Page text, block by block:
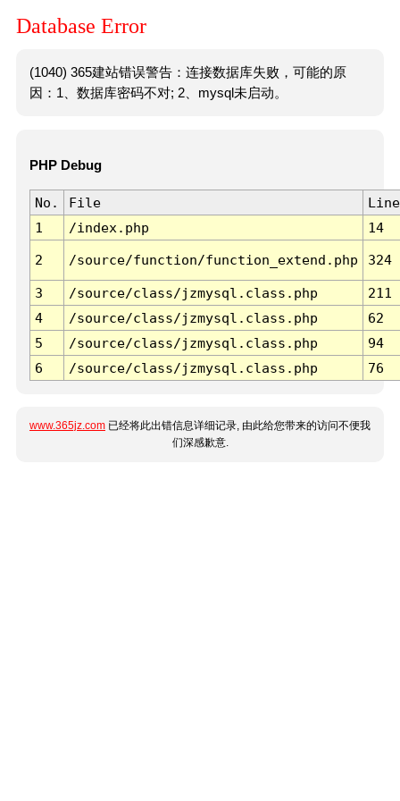
Database Error
(1040) 365建站错误警告：连接数据库失败，可能的原
因：1、数据库密码不对; 2、mysql未启动。
PHP Debug
No. File
Line
1
/index.php 14
2 /source/function/function_extend.php 324
3 /source/class/jzmysql.class.php
211
4
/source/class/jzmysql.class.php
62
5
/source/class/jzmysql.class.php
94
6
/source/class/jzmysql.class.php 76
www.365jz.com 已经将此出错信息详细记录, 由此给您带来的访问不便我
们深感歉意.